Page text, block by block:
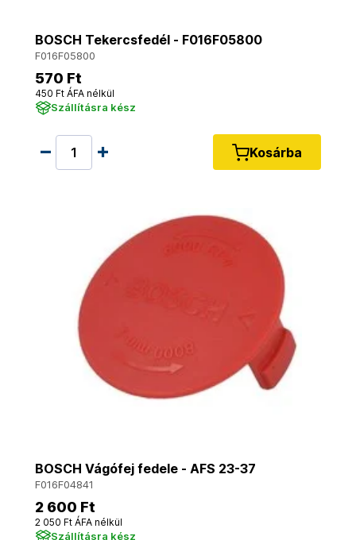
BOSCH Tekercsfedél - F016F05800
F016F05800
570 Ft
450 Ft ÁFA nélkül
Szállításra kész
Kosárba
BOSCH Vágófej fedele - AFS 23-37
F016F04841
2 600 Ft
2 050 Ft ÁFA nélkül
Szállításra kész